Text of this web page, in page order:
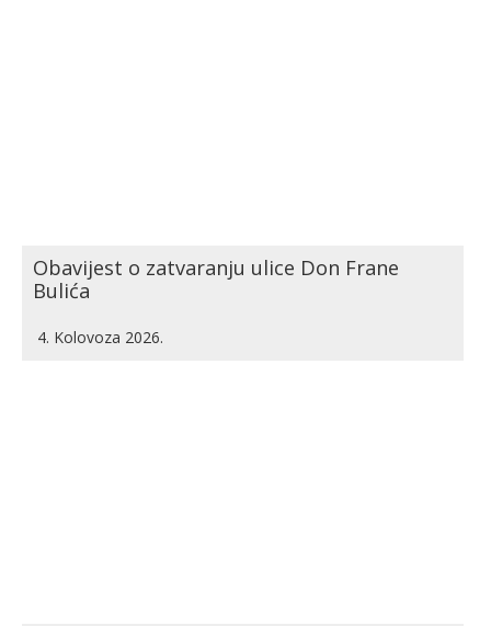
Obavijest o zatvaranju ulice Don Frane
Bulića
4. Kolovoza 2026.